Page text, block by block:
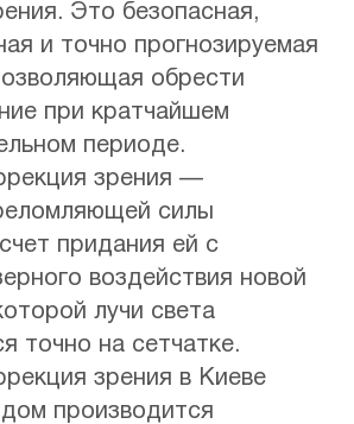
Это безопасная,
и точно прогнозируемая
обрести
при кратчайшем
периоде.
зрения —
силы
придания ей с
воздействия новой
лучи света
точно на сетчатке.
зрения в Киеве
производится